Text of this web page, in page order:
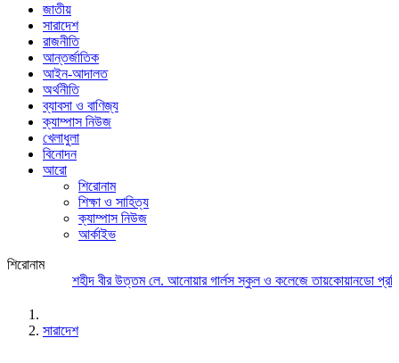
জাতীয়
সারাদেশ
রাজনীতি
আন্তর্জাতিক
আইন-আদালত
অর্থনীতি
ব্যাবসা ও বাণিজ্য
ক্যাম্পাস নিউজ
খেলাধুলা
বিনোদন
আরো
শিরোনাম
শিক্ষা ও সাহিত্য
ক্যাম্পাস নিউজ
আর্কাইভ
শিরোনাম
শহীদ বীর উত্তম লে. আনোয়ার গার্লস স্কুল ও কলেজে তায়কোয়ানডো
সারাদেশ